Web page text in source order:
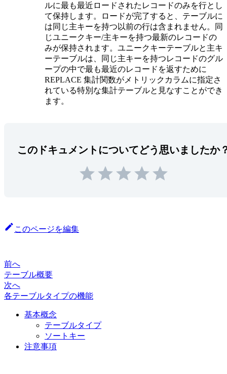
ルに最も最近ロードされたレコードのみを行とし
て保持します。ロードが完了すると、テーブルに
は同じ主キーを持つ以前の行は含まれません。同
じユニークキー/主キーを持つ最新のレコードの
みが保持されます。ユニークキーテーブルと主キ
ーテーブルは、同じ主キーを持つレコードのグル
ープの中で最も最近のレコードを返すために
REPLACE 集計関数がメトリックカラムに指定さ
れている特別な集計テーブルと見なすことができ
ます。
このドキュメントについてどう思いましたか
このページを編集
前へ
テーブル概要
次へ
各テーブルタイプの機能
基本概念
テーブルタイプ
ソートキー
注意事項